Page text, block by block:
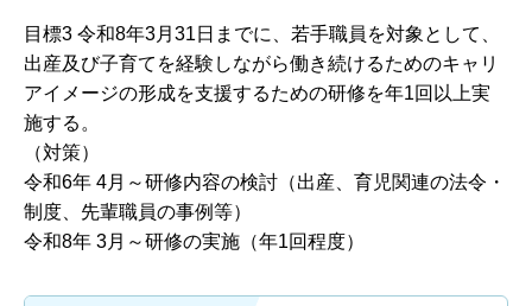
目標3 令和8年3月31日までに、若手職員を対象として、
出産及び子育てを経験しながら働き続けるためのキャリ
アイメージの形成を支援するための研修を年1回以上実
施する。
（対策）
令和6年 4月～研修内容の検討（出産、育児関連の法令・
制度、先輩職員の事例等）
令和8年 3月～研修の実施（年1回程度）